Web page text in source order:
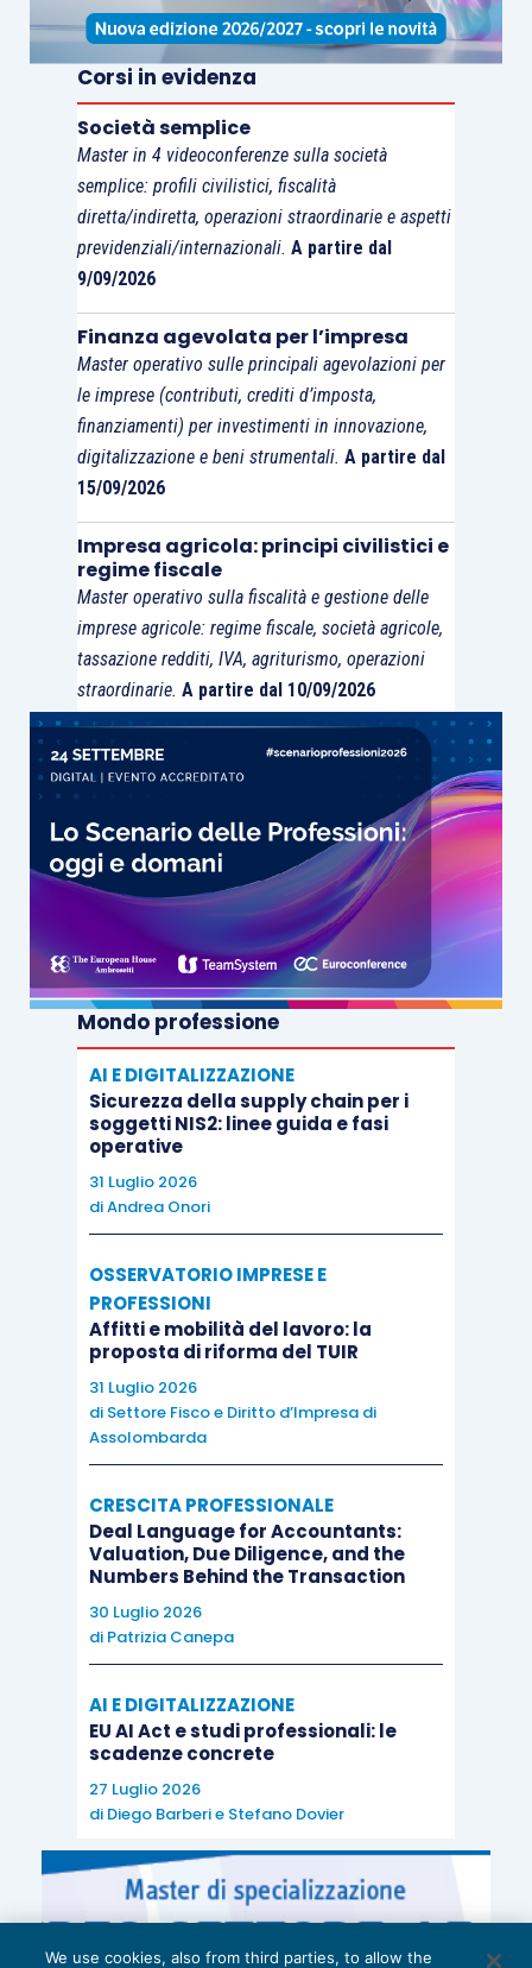
Corsi in evidenza
Società semplice
Master in 4 videoconferenze sulla società
semplice: profili civilistici, fiscalità
diretta/indiretta, operazioni straordinarie e aspetti
previdenziali/internazionali. A partire dal
9/09/2026
Finanza agevolata per l’impresa
Master operativo sulle principali agevolazioni per
le imprese (contributi, crediti d’imposta,
finanziamenti) per investimenti in innovazione,
digitalizzazione e beni strumentali. A partire dal
15/09/2026
Impresa agricola: principi civilistici e
regime fiscale
Master operativo sulla fiscalità e gestione delle
imprese agricole: regime fiscale, società agricole,
tassazione redditi, IVA, agriturismo, operazioni
straordinarie. A partire dal 10/09/2026
Mondo professione
AI E DIGITALIZZAZIONE
Sicurezza della supply chain per i
soggetti NIS2: linee guida e fasi
operative
31 Luglio 2026
diAndrea Onori
OSSERVATORIO IMPRESE E
PROFESSIONI
Affitti e mobilità del lavoro: la
proposta di riforma del TUIR
31 Luglio 2026
di Settore Fisco e Diritto d’Impresa di
Assolombarda
CRESCITA PROFESSIONALE
Deal Language for Accountants:
Valuation, Due Diligence, and the
Numbers Behind the Transaction
30 Luglio 2026
di Patrizia Canepa
AI E DIGITALIZZAZIONE
EU AI Act e studi professionali: le
scadenze concrete
27 Luglio 2026
di Diego Barberie Stefano Dovier
We use cookies, also from third parties, to allow the